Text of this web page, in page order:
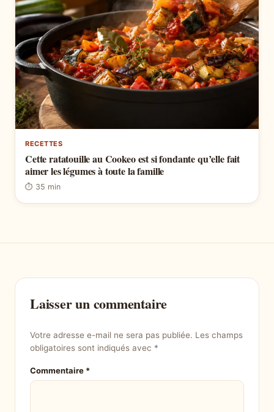
RECETTES
Cette ratatouille au Cookeo est si fondante qu’elle fait
aimer les légumes à toute la famille
⏱ 35 min
Laisser un commentaire
Votre adresse e-mail ne sera pas publiée. Les champs
obligatoires sont indiqués avec *
Commentaire *